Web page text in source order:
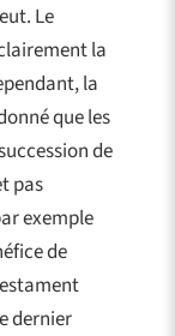
Le
la
la
que les
de
pas
exemple
de
dernier